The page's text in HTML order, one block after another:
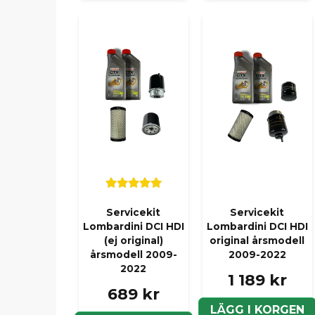
Servicekit
Lombardini DCI HDI
(ej original)
årsmodell 2009-
2022
689 kr
Servicekit
Lombardini DCI HDI
original årsmodell
2009-2022
1 189 kr
LÄGG I KORGEN